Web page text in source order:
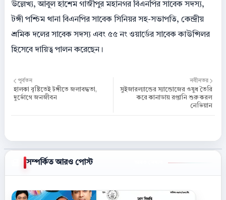
উল্লেখ্য, আবুল হাশেম গাজীপুর মহানগর বিএনপির সাবেক সদস্য,
টঙ্গী পশ্চিম থানা বিএনপির সাবেক সিনিয়র সহ-সভাপতি, কেন্দ্রীয়
শ্রমিক দলের সাবেক সদস্য এবং ৫৫ নং ওয়ার্ডের সাবেক কাউন্সিলর
হিসেবে দায়িত্ব পালন করেছেন।
নবীনতর
সুইজারল্যান্ডের স্যান্ডোজের ওষুধ তৈরি
করে কানাডায় রপ্তানি শুরু করল
নেভিয়ান
পূর্বতন
হালকা বৃষ্টিতেই টঙ্গীতে জলাবদ্ধতা,
দুর্ভোগে জনজীবন
সম্পর্কিত আরও পোস্ট